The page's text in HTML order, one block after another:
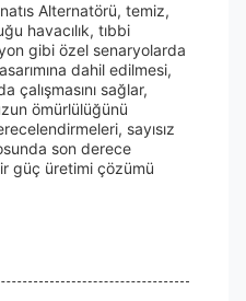
Alternatörü, temiz,
havacılık, tıbbi
gibi özel senaryolarda
dahil edilmesi,
çalışmasını sağlar,
ömürlülüğünü
sayısız
son derece
güç üretimi çözümü